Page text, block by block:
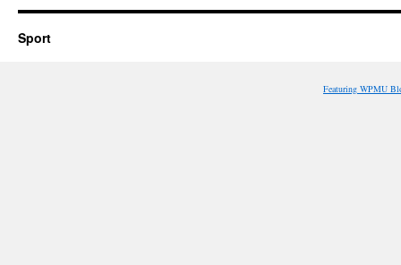
Sport
Featuring WPMU